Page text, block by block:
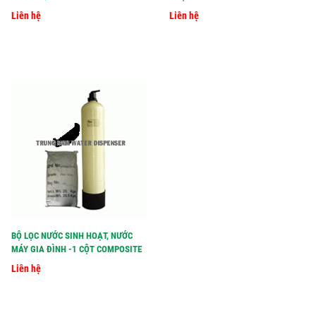
Liên hệ Liên hệ
BỘ LỌC NƯỚC SINH HOẠT, NƯỚC
MÁY GIA ĐÌNH -1 CỘT COMPOSITE
Liên hệ